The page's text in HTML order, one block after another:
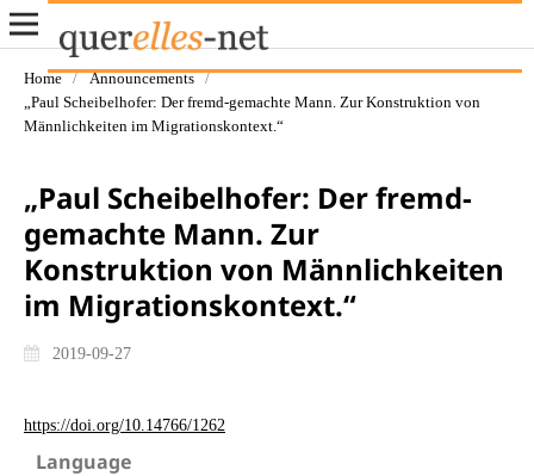
Home / Announcements
/
„Paul Scheibelhofer: Der fremd-gemachte Mann. Zur Konstruktion von
Männlichkeiten im Migrationskontext.“
„Paul Scheibelhofer: Der fremd-
gemachte Mann. Zur
Konstruktion von Männlichkeiten
im Migrationskontext.“
2019-09-27
https://doi.org/10.14766/1262
Language